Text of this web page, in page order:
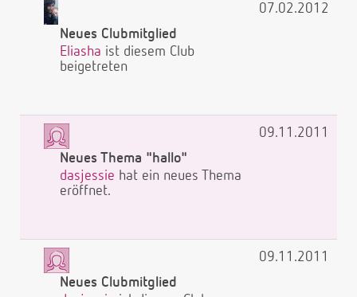
Neues Clubmitglied
Eliasha ist diesem Club
beigetreten
07.02.2012
Neues Thema "hallo"
dasjessie hat ein neues Thema
eröffnet.
09.11.2011
Neues Clubmitglied
09.11.2011